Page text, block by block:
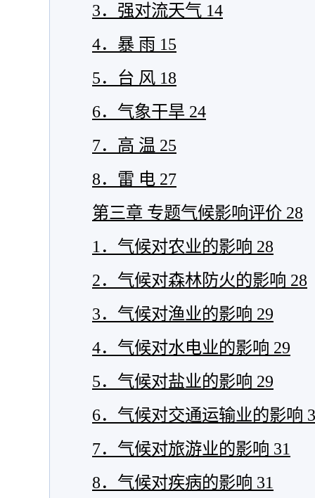
3．强对流天气 14
4．暴 雨 15
5．台 风 18
6．气象干旱 24
7．高 温 25
8．雷 电 27
第三章 专题气候影响评价 28
1．气候对农业的影响 28
2．气候对森林防火的影响 28
3．气候对渔业的影响 29
4．气候对水电业的影响 29
5．气候对盐业的影响 29
6．气候对交通运输业的影响
7．气候对旅游业的影响 31
8．气候对疾病的影响 31